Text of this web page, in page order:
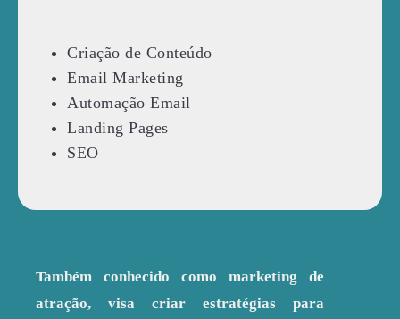
Criação de Conteúdo
Email Marketing
Automação Email
Landing Pages
SEO
Também conhecido como marketing de
atração, visa criar estratégias para